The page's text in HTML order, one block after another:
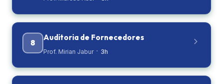
8
Auditoria de Fornecedores
Prof. Mirian Jabur · 3h